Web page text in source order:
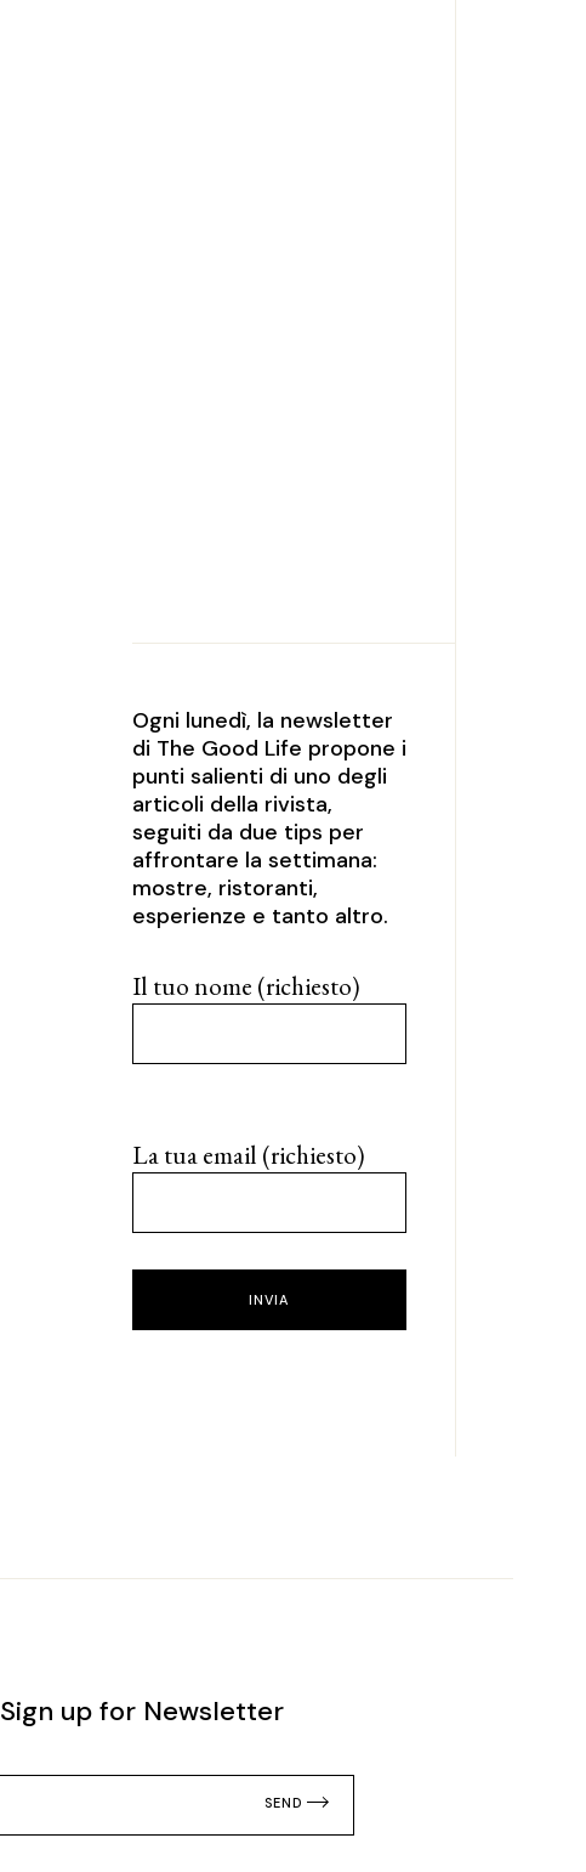
Ogni lunedì, la newsletter
di The Good Life propone i
punti salienti di uno degli
articoli della rivista,
seguiti da due tips per
affrontare la settimana:
mostre, ristoranti,
esperienze e tanto altro.
Il tuo nome (richiesto)
La tua email (richiesto)
INVIA
Sign up for Newsletter
SEND